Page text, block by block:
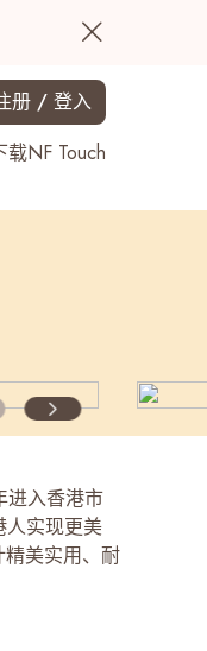
册 / 登入
载NF Touch
进入香港市
人实现更美
美实用、耐